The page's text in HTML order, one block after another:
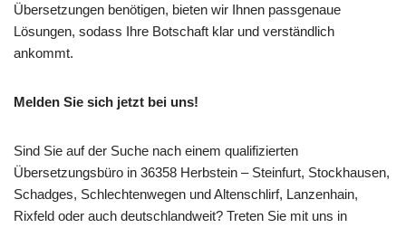
Übersetzungen benötigen, bieten wir Ihnen passgenaue
Lösungen, sodass Ihre Botschaft klar und verständlich
ankommt.
Melden Sie sich jetzt bei uns!
Sind Sie auf der Suche nach einem qualifizierten
Übersetzungsbüro in 36358 Herbstein – Steinfurt, Stockhausen,
Schadges, Schlechtenwegen und Altenschlirf, Lanzenhain,
Rixfeld oder auch deutschlandweit? Treten Sie mit uns in